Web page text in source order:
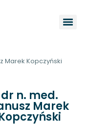
Marek Kopczyński
dr n. med.
Marek